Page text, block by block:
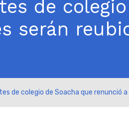
de
serán
de colegio de Soacha que